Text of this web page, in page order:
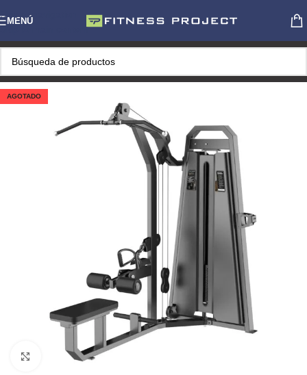
Skip to navigation
Skip to main content
MENÚ
AGOTADO
Haga Click para agrandar